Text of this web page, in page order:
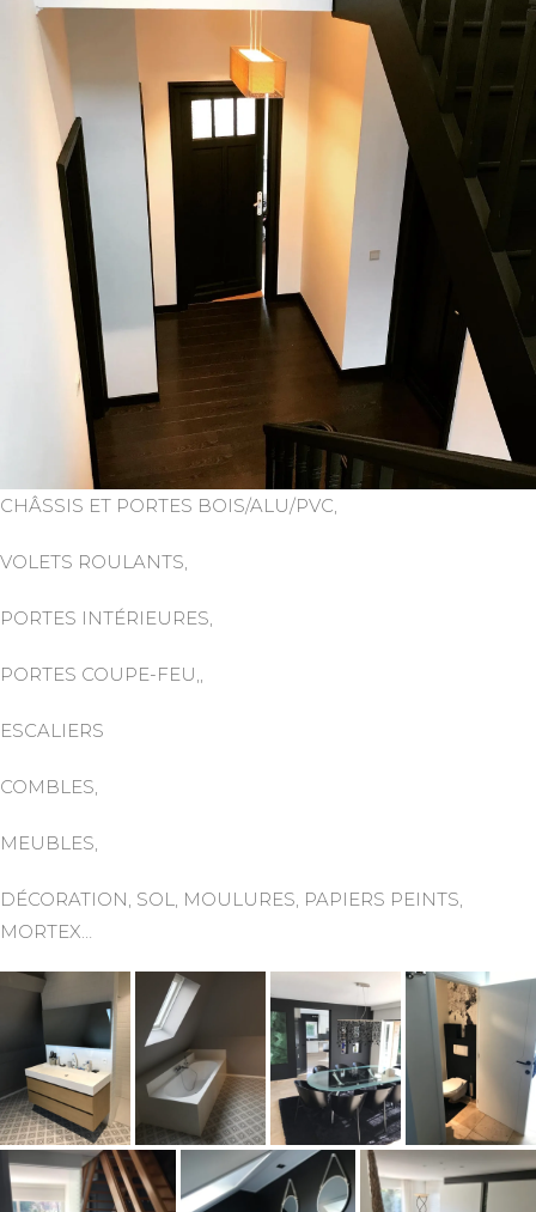
CHÂSSIS ET PORTES BOIS/ALU/PVC,
VOLETS ROULANTS,
PORTES INTÉRIEURES,
PORTES COUPE-FEU,,
ESCALIERS
COMBLES,
MEUBLES,
DÉCORATION, SOL, MOULURES, PAPIERS PEINTS,
MORTEX…